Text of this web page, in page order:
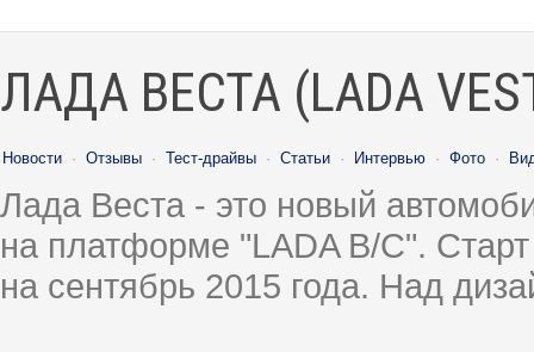
ЛАДА ВЕСТА (LADA
Новости · Отзывы · Тест-драйвы · Статьи · Интервью · Фото ·
Лада Веста - это новый
на платформе "LADA B/C".
на сентябрь 2015 года. Над